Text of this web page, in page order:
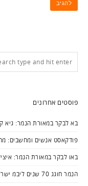
פוסטים אחרונים
בא לבקר במאורת הנמר: גיא
פודקאסט אנשים ומחשבים:
באו לבקר במאורת הנמר:
הנמר חוגג 70 שנים ליבמ ישראל – חלק ג'